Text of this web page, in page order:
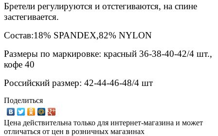
Бретели регулируются и отстегиваются, на спине
застегивается.
Состав:18% SPANDEX,82% NYLON
Размеры по маркировке: красный 36-38-40-42/4 шт.,
кофе 40
Российский размер: 42-44-46-48/4 шт
Поделиться
Цена действительна только для интернет-магазина и может
отличаться от цен в розничных магазинах